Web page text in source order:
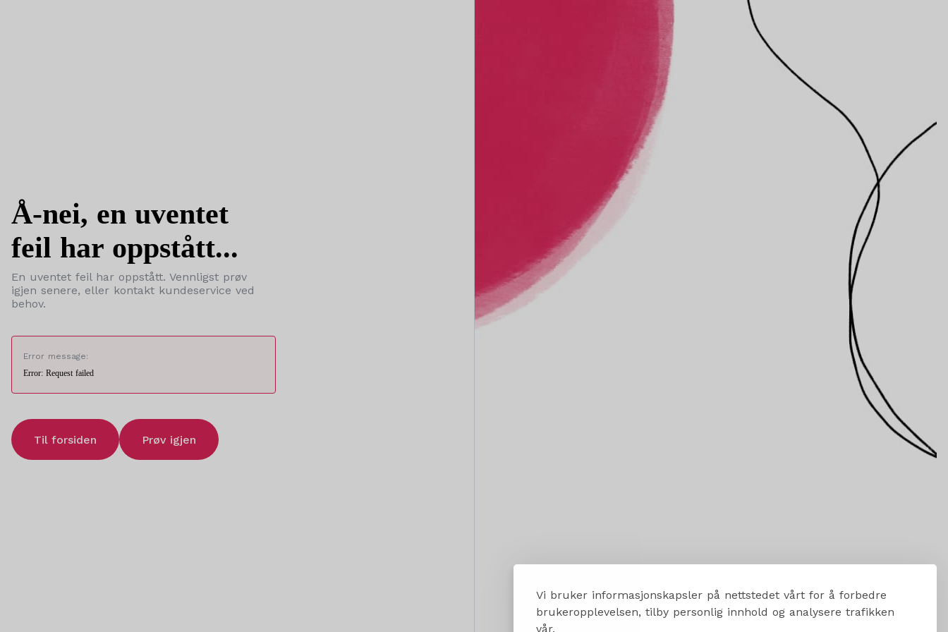
Vi bruker informasjonskapsler på nettstedet vårt for å forbedre
brukeropplevelsen, tilby personlig innhold og analysere trafikken
vår.
Å-nei, en uventet
feil har oppstått...
En uventet feil har oppstått. Vennligst prøv
igjen senere, eller kontakt kundeservice ved
behov.
Error message:
Error: Request failed
Til forsiden Prøv igjen